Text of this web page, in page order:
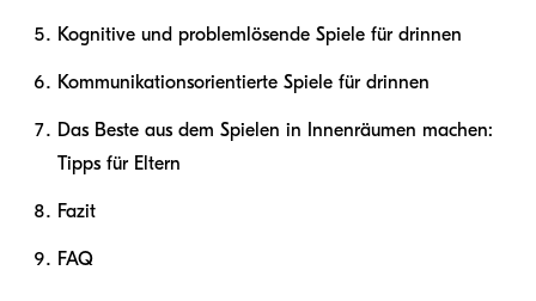
Kognitive und problemlösende Spiele für drinnen
Kommunikationsorientierte Spiele für drinnen
Das Beste aus dem Spielen in Innenräumen machen:
Tipps für Eltern
Fazit
FAQ